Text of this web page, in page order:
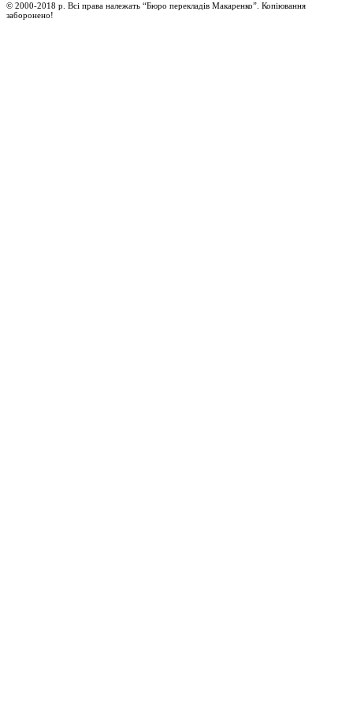
© 2000-2018 р. Всі права належать “Бюро перекладів Макаренко”. Копіювання
заборонено!